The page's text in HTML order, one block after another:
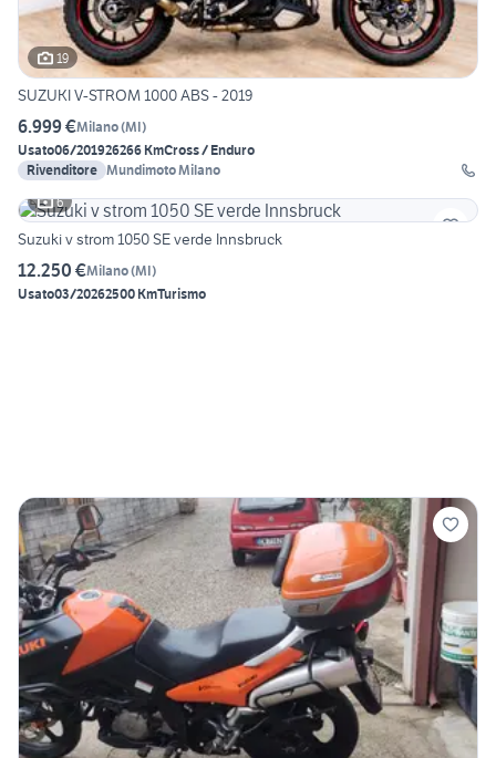
19
SUZUKI V-STROM 1000 ABS - 2019
6.999 €Milano(MI)
Usato06/201926266 KmCross / Enduro
Rivenditore Mundimoto Milano
6
Suzuki v strom 1050 SE verde Innsbruck
12.250 €Milano(MI)
Usato03/20262500 KmTurismo